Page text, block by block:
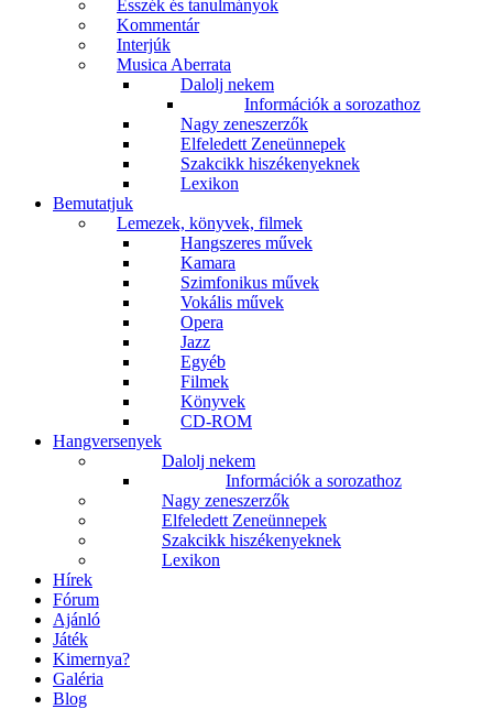
Esszék és tanulmányok
Kommentár
Interjúk
Musica Aberrata
Dalolj nekem
Információk a sorozathoz
Nagy zeneszerzők
Elfeledett Zeneünnepek
Szakcikk hiszékenyeknek
Lexikon
Bemutatjuk
Lemezek, könyvek, filmek
Hangszeres művek
Kamara
Szimfonikus művek
Vokális művek
Opera
Jazz
Egyéb
Filmek
Könyvek
CD-ROM
Hangversenyek
Dalolj nekem
Információk a sorozathoz
Nagy zeneszerzők
Elfeledett Zeneünnepek
Szakcikk hiszékenyeknek
Lexikon
Hírek
Fórum
Ajánló
Játék
Kimernya?
Galéria
Blog